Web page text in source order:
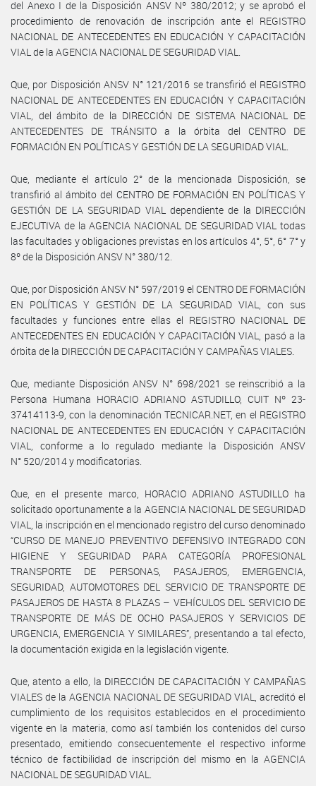
del Anexo I de la Disposición ANSV Nº 380/2012; y se aprobó el
procedimiento de renovación de inscripción ante el REGISTRO
NACIONAL DE ANTECEDENTES EN EDUCACIÓN Y CAPACITACIÓN
VIAL de la AGENCIA NACIONAL DE SEGURIDAD VIAL.
Que, por Disposición ANSV N° 121/2016 se transfirió el REGISTRO
NACIONAL DE ANTECEDENTES EN EDUCACIÓN Y CAPACITACIÓN
VIAL, del ámbito de la DIRECCIÓN DE SISTEMA NACIONAL DE
ANTECEDENTES DE TRÁNSITO a la órbita del CENTRO DE
FORMACIÓN EN POLÍTICAS Y GESTIÓN DE LA SEGURIDAD VIAL.
Que, mediante el artículo 2° de la mencionada Disposición, se
transfirió al ámbito del CENTRO DE FORMACIÓN EN POLÍTICAS Y
GESTIÓN DE LA SEGURIDAD VIAL dependiente de la DIRECCIÓN
EJECUTIVA de la AGENCIA NACIONAL DE SEGURIDAD VIAL todas
las facultades y obligaciones previstas en los artículos 4°, 5°, 6° 7° y
8º de la Disposición ANSV N° 380/12.
Que, por Disposición ANSV N° 597/2019 el CENTRO DE FORMACIÓN
EN POLÍTICAS Y GESTIÓN DE LA SEGURIDAD VIAL, con sus
facultades y funciones entre ellas el REGISTRO NACIONAL DE
ANTECEDENTES EN EDUCACIÓN Y CAPACITACIÓN VIAL, pasó a la
órbita de la DIRECCIÓN DE CAPACITACIÓN Y CAMPAÑAS VIALES.
Que, mediante Disposición ANSV N° 698/2021 se reinscribió a la
Persona Humana HORACIO ADRIANO ASTUDILLO, CUIT Nº 23-
37414113-9, con la denominación TECNICAR.NET, en el REGISTRO
NACIONAL DE ANTECEDENTES EN EDUCACIÓN Y CAPACITACIÓN
VIAL, conforme a lo regulado mediante la Disposición ANSV
N° 520/2014 y modificatorias.
Que, en el presente marco, HORACIO ADRIANO ASTUDILLO ha
solicitado oportunamente a la AGENCIA NACIONAL DE SEGURIDAD
VIAL, la inscripción en el mencionado registro del curso denominado
“CURSO DE MANEJO PREVENTIVO DEFENSIVO INTEGRADO CON
HIGIENE Y SEGURIDAD PARA CATEGORÍA PROFESIONAL
TRANSPORTE DE PERSONAS, PASAJEROS, EMERGENCIA,
SEGURIDAD, AUTOMOTORES DEL SERVICIO DE TRANSPORTE DE
PASAJEROS DE HASTA 8 PLAZAS – VEHÍCULOS DEL SERVICIO DE
TRANSPORTE DE MÁS DE OCHO PASAJEROS Y SERVICIOS DE
URGENCIA, EMERGENCIA Y SIMILARES”, presentando a tal efecto,
la documentación exigida en la legislación vigente.
Que, atento a ello, la DIRECCIÓN DE CAPACITACIÓN Y CAMPAÑAS
VIALES de la AGENCIA NACIONAL DE SEGURIDAD VIAL, acreditó el
cumplimiento de los requisitos establecidos en el procedimiento
vigente en la materia, como así también los contenidos del curso
presentado, emitiendo consecuentemente el respectivo informe
técnico de factibilidad de inscripción del mismo en la AGENCIA
NACIONAL DE SEGURIDAD VIAL.